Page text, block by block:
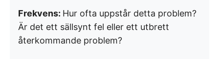
Frekvens: Hur ofta uppstår detta problem?
Är det ett sällsynt fel eller ett utbrett
återkommande problem?